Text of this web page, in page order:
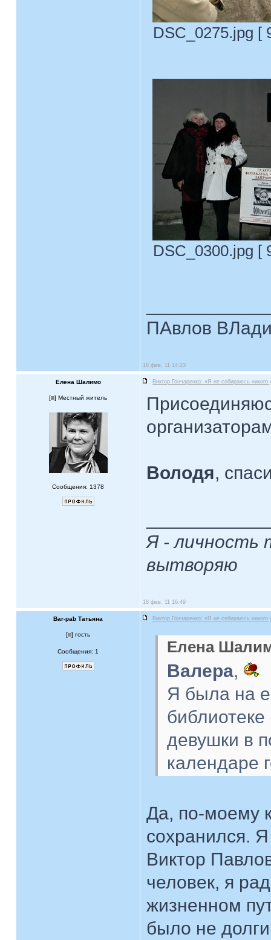
DSC_0275.jpg [
DSC_0300.jpg [
ПАвлов
18 фев, 11 14:23
Елена Шалимо Виктор Гончаренко: «Я не собираюсь никого
[ ] Местный житель
Сообщения: 1378
Володя,
Я - личность
вытворяю
18 фев, 11 16:49
Bar-pab Татьяна Виктор Гончаренко: «Я не собираюсь никого
[ ] гость
Сообщения: 1 Елена
Валера,
Я была на
девушки в
календаре
Да, по-моему
сохранился.
Виктор
человек, я
жизненном
было не